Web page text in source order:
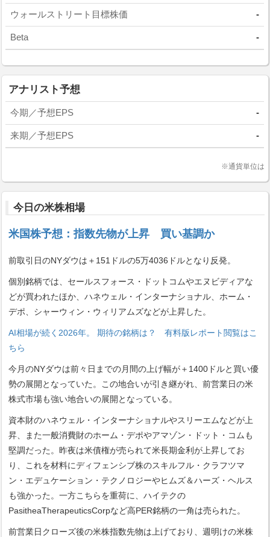
ウォールストリート目標株価 -
Beta -
アナリスト予想
今期／予想EPS -
来期／予想EPS -
※通貨単位は
今日の米株相場
米国株予想：指数先物が上昇 買い基調か
前取引日のNYダウは＋151ドルの5万4036ドルとなり反発。
個別銘柄では、セールスフォース・ドットコムやエヌビディアな
どが買われたほか、ハネウェル・インターナショナル、ホーム・
デポ、シャーウィン・ウィリアムズなどが上昇した。
AI相場が続く2026年。 期待の銘柄は？ 有料版レポート閲覧はこ
ちら
今月のNYダウは前々日までの月間の上げ幅が＋1400ドルと買い優
勢の展開となっていた。この地合いが引き継がれ、前営業日の米
株式市場も強い地合いの展開となっている。
資本財のハネウェル・インターナショナルやスリーエムなどが上
昇、また一般消費財のホーム・デポやアマゾン・ドット・コムも
堅調だった。昨夜は米債権が売られて米長期金利が上昇してお
り、これを材料にディフェンシブ株のスキルフル・クラフツマ
ン・エデュケーション・テクノロジーやヒムズ＆ハーズ・ヘルス
も強かった。一方こちらを重荷に、ハイテクの
PasitheaTherapeuticsCorpなど高PER銘柄の一角は売られた。
前営業日クローズ後の米株指数先物は上げており、週明けの米株